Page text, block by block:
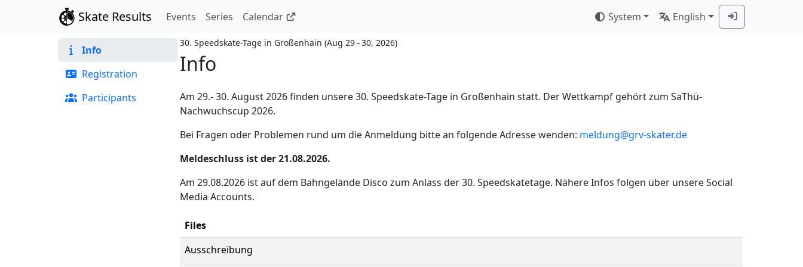
Skate Results Events Series Calendar System English
Info
Registration
Participants
30. Speedskate-Tage in Großenhain (Aug 29 – 30, 2026)
Info
Am 29.- 30. August 2026 finden unsere 30. Speedskate-Tage in Großenhain statt. Der Wettkampf gehört zum SaThü-
Nachwuchscup 2026.
Bei Fragen oder Problemen rund um die Anmeldung bitte an folgende Adresse wenden: meldung@grv-skater.de
Meldeschluss ist der 21.08.2026.
Am 29.08.2026 ist auf dem Bahngelände Disco zum Anlass der 30. Speedskatetage. Nähere Infos folgen über unsere Social
Media Accounts.
Files
Ausschreibung